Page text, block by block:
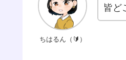
ちはるん（🔰）
皆ど